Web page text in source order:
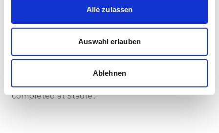
Alle zulassen
Auswahl erlauben
Ablehnen
New standard in Hungarian railway transport:
InterCity FLIRT fleet
GYSEV Ltd.’s procurement project for 11 FLIRT
InterCity electric multiple units has reached a
major milestone: the first vehicle has been
completed at Stadle...